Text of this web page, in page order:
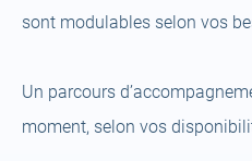
sont modulables selon vos
Un parcours
moment, selon vos